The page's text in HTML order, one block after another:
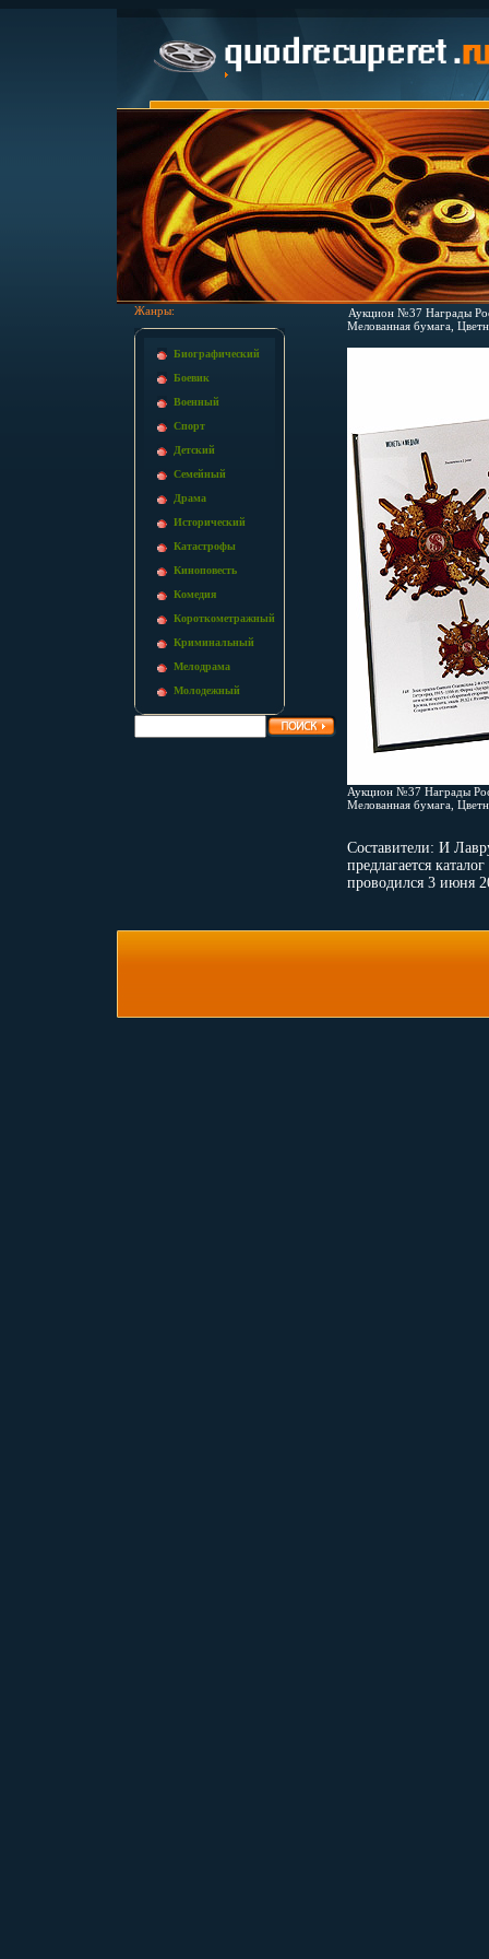
Жанры:
Биографический
Боевик
Военный
Спорт
Детский
Семейный
Драма
Исторический
Катастрофы
Киноповесть
Комедия
Короткометражный
Криминальный
Мелодрама
Молодежный
Аукцион №37 Награды
Мелованная бумага,
Аукцион №37 Награды
Мелованная бумага,
Составители: И
предлагается
проводился 3 июня